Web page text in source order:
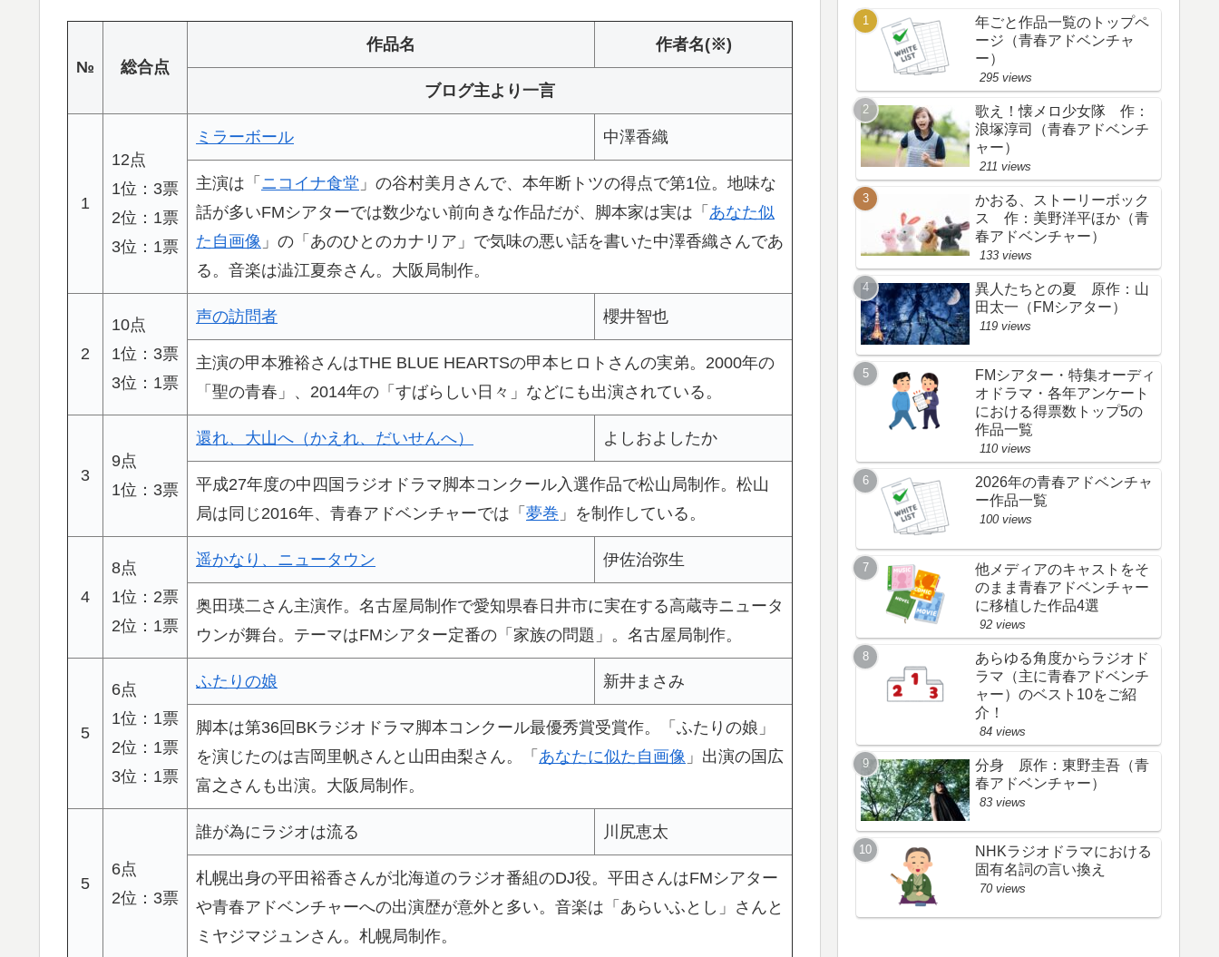
№ 総合点
作品名 作者名(※)
ブログ主より一言
1
12点
1位：3票
2位：1票
3位：1票
ミラーボール 中澤香織
主演は「 ニコイナ食堂 」の谷村美月さんで、本年断トツの得点で第1位。地味な
話が多いFMシアターでは数少ない前向きな作品だが、脚本家は実は「 あなた似
た自画像 」の「あのひとのカナリア」で気味の悪い話を書いた中澤香織さんであ
る。音楽は澁江夏奈さん。大阪局制作。
2
10点
1位：3票
3位：1票
声の訪問者 櫻井智也
主演の甲本雅裕さんはTHE BLUE HEARTSの甲本ヒロトさんの実弟。2000年の
「聖の青春」、2014年の「すばらしい日々」などにも出演されている。
3
9点
1位：3票
還れ、大山へ（かえれ、だいせんへ） よしおよしたか
平成27年度の中四国ラジオドラマ脚本コンクール入選作品で松山局制作。松山
局は同じ2016年、青春アドベンチャーでは「 夢巻 」を制作している。
4
8点
1位：2票
2位：1票
遥かなり、ニュータウン 伊佐治弥生
奥田瑛二さん主演作。名古屋局制作で愛知県春日井市に実在する高蔵寺ニュータ
ウンが舞台。テーマはFMシアター定番の「家族の問題」。名古屋局制作。
5
6点
1位：1票
2位：1票
3位：1票
ふたりの娘 新井まさみ
脚本は第36回BKラジオドラマ脚本コンクール最優秀賞受賞作。「ふたりの娘」
を演じたのは吉岡里帆さんと山田由梨さん。「 あなたに似た自画像 」出演の国広
富之さんも出演。大阪局制作。
5
6点
2位：3票
誰が為にラジオは流る 川尻恵太
札幌出身の平田裕香さんが北海道のラジオ番組のDJ役。平田さんはFMシアター
や青春アドベンチャーへの出演歴が意外と多い。音楽は「あらいふとし」さんと
ミヤジマジュンさん。札幌局制作。
年ごと作品一覧のトップペ
ージ（青春アドベンチャ
ー）
295 views
歌え！懐メロ少女隊 作：
浪塚淳司（青春アドベンチ
ャー）
211 views
かおる、ストーリーボック
ス 作：美野洋平ほか（青
春アドベンチャー）
133 views
異人たちとの夏 原作：山
田太一（FMシアター）
119 views
FMシアター・特集オーディ
オドラマ・各年アンケート
における得票数トップ5の
作品一覧
110 views
2026年の青春アドベンチャ
ー作品一覧
100 views
他メディアのキャストをそ
のまま青春アドベンチャー
に移植した作品4選
92 views
あらゆる角度からラジオド
ラマ（主に青春アドベンチ
ャー）のベスト10をご紹
介！
84 views
分身 原作：東野圭吾（青
春アドベンチャー）
83 views
NHKラジオドラマにおける
固有名詞の言い換え
70 views